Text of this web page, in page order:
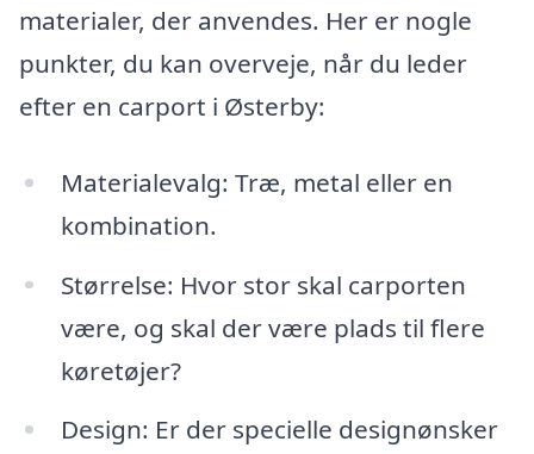
materialer, der anvendes. Her er nogle
punkter, du kan overveje, når du leder
efter en carport i Østerby:
Materialevalg: Træ, metal eller en
kombination.
Størrelse: Hvor stor skal carporten
være, og skal der være plads til flere
køretøjer?
Design: Er der specielle designønsker